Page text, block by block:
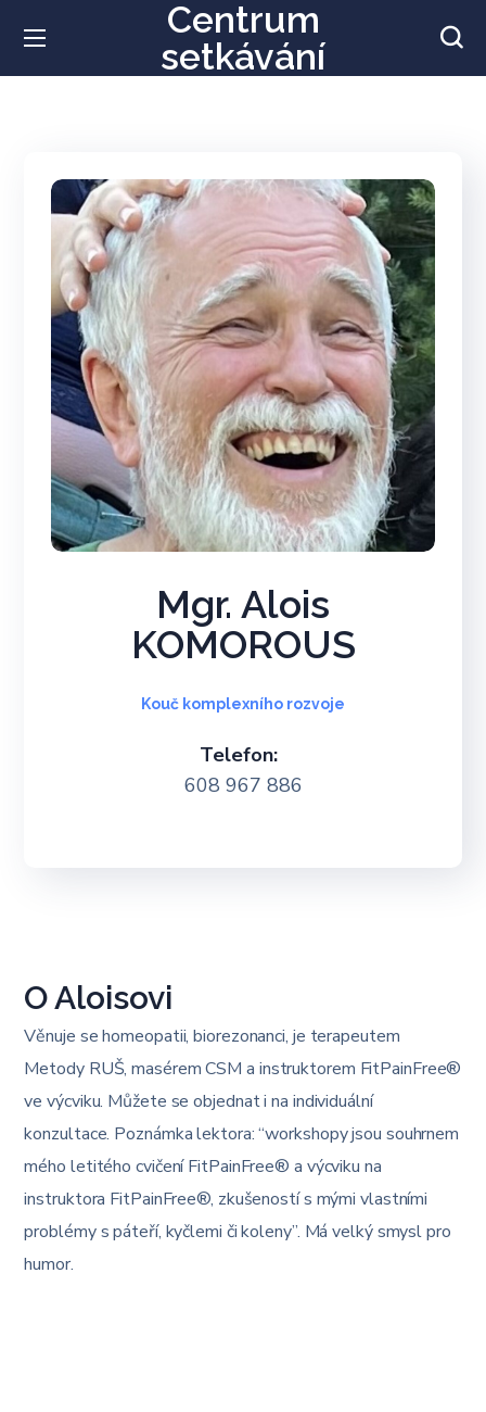
Centrum
setkávání
Mgr. Alois
KOMOROUS
Kouč komplexního rozvoje
Telefon:
608 967 886
O Aloisovi
Věnuje se homeopatii, biorezonanci, je terapeutem
Metody RUŠ, masérem CSM a instruktorem FitPainFree®
ve výcviku. Můžete se objednat i na individuální
konzultace. Poznámka lektora: “workshopy jsou souhrnem
mého letitého cvičení FitPainFree® a výcviku na
instruktora FitPainFree®, zkušeností s mými vlastními
problémy s páteří, kyčlemi či koleny”. Má velký smysl pro
humor.